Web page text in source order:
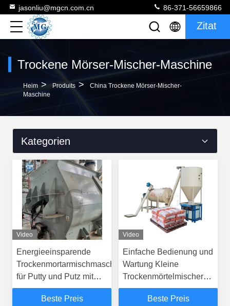
jasonliu@mgcn.com.cn 86-371-56659866
Zitat
Trockene Mörser-Mischer-Maschine
Heim > Produits >
China Trockene Mörser-Mischer-
Maschine
Kategorien
Video
Energieeinsparende
Trockenmortarmischmaschine
für Putty und Putz mit
gleichmäßiger Mischung
Beste Preis
Video
Einfache Bedienung und
Wartung Kleine
Trockenmörtelmischer
Maschine Wandspachtel
GlättspachtelBeste Preis